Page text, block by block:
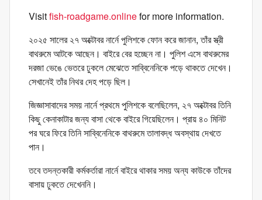
Visitfish-roadgame.onlinefor more information.
২০২৫ সালের ২৭ অক্টোবর নার্নে পুলিশকে ফোন করে জানান, তাঁর স্ত্রী
বাথরুমে আটকে আছেন। বাইরে বের হচ্ছেন না। পুলিশ এসে বাথরুমের
দরজা ভেঙে ভেতরে ঢুকলে মেঝেতে সাব্বিনেনিকে পড়ে থাকতে দেখেন।
সেখানেই তাঁর নিথর দেহ পড়ে ছিল।
জিজ্ঞাসাবাদের সময় নার্নে প্রথমে পুলিশকে বলেছিলেন, ২৭ অক্টোবর তিনি
কিছু কেনাকাটার জন্য বাসা থেকে বাইরে গিয়েছিলেন। প্রায় ৪০ মিনিট
পর ঘরে ফিরে তিনি সাব্বিনেনিকে বাথরুমে তালাবদ্ধ অবস্থায় দেখতে
পান।
তবে তদন্তকারী কর্মকর্তারা নার্নে বাইরে থাকার সময় অন্য কাউকে তাঁদের
বাসায় ঢুকতে দেখেননি।